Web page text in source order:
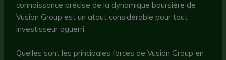
connaissance précise de la dynamique boursière de
Vusion Group est un atout considérable pour tout
investisseur aguerri.
Quelles sont les principales forces de Vusion Group en